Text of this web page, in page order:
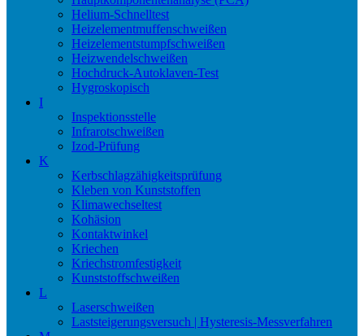
Helium-Schnelltest
Heizelementmuffenschweißen
Heizelementstumpfschweißen
Heizwendelschweißen
Hochdruck-Autoklaven-Test
Hygroskopisch
I
Inspektionsstelle
Infrarotschweißen
Izod-Prüfung
K
Kerbschlagzähigkeitsprüfung
Kleben von Kunststoffen
Klimawechseltest
Kohäsion
Kontaktwinkel
Kriechen
Kriechstromfestigkeit
Kunststoffschweißen
L
Laserschweißen
Laststeigerungsversuch | Hysteresis-Messverfahren